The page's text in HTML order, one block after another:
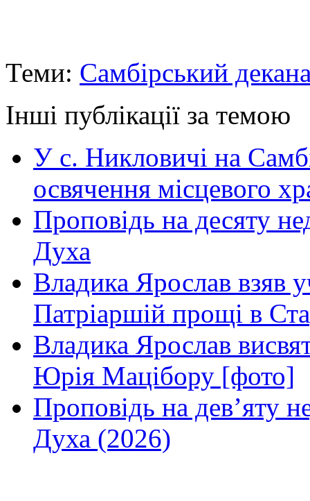
Теми: Самбірський
Інші публікації за темою
У с. Никловичі на
освячення місцевого
Проповідь на десяту
Духа
Владика Ярослав взяв
Патріаршій прощі в
Владика Ярослав
Юрія Мацібору [фото]
Проповідь на дев’яту
Духа (2026)